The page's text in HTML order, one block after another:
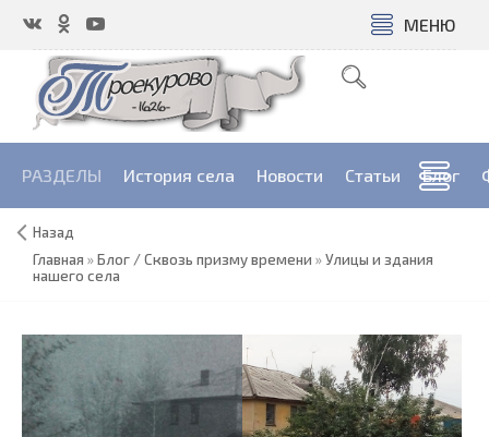
МЕНЮ
РАЗДЕЛЫ История села Новости Cтатьи Блог
Назад
Главная »Блог / Сквозь призму времени »Улицы и здания
нашего села